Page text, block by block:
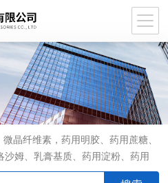
晶纤维素，药用明胶、药用蔗糖、
姆、乳膏基质、药用淀粉、药用
列、羧甲基淀粉钠、羧甲基纤维素